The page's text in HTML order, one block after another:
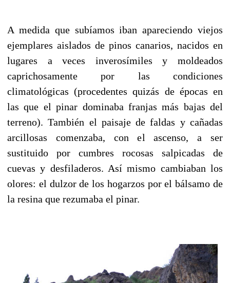
A medida que subíamos iban apareciendo viejos
ejemplares aislados de pinos canarios, nacidos en
lugares a veces inverosímiles y moldeados
caprichosamente por las condiciones
climatológicas (procedentes quizás de épocas en
las que el pinar dominaba franjas más bajas del
terreno). También el paisaje de faldas y cañadas
arcillosas comenzaba, con el ascenso, a ser
sustituido por cumbres rocosas salpicadas de
cuevas y desfiladeros. Así mismo cambiaban los
olores: el dulzor de los hogarzos por el bálsamo de
la resina que rezumaba el pinar.